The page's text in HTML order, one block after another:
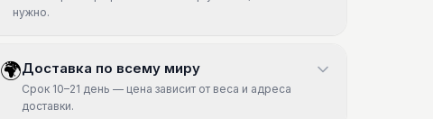
нужно.
🌍Доставка по всему миру
Срок 10–21 день — цена зависит от веса и адреса
доставки.